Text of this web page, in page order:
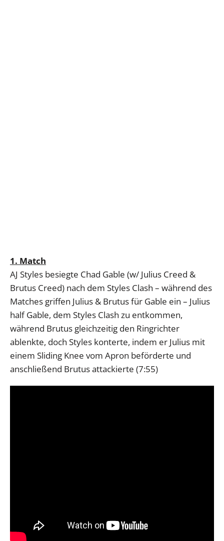
1. Match
AJ Styles besiegte Chad Gable (w/ Julius Creed &
Brutus Creed) nach dem Styles Clash – während des
Matches griffen Julius & Brutus für Gable ein – Julius
half Gable, dem Styles Clash zu entkommen,
während Brutus gleichzeitig den Ringrichter
ablenkte, doch Styles konterte, indem er Julius mit
einem Sliding Knee vom Apron beförderte und
anschließend Brutus attackierte (7:55)